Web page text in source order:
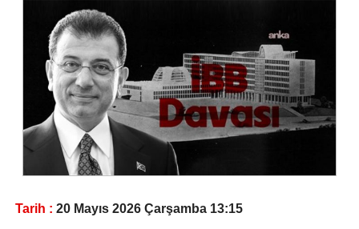
Tarih : 20 Mayıs 2026 Çarşamba 13:15